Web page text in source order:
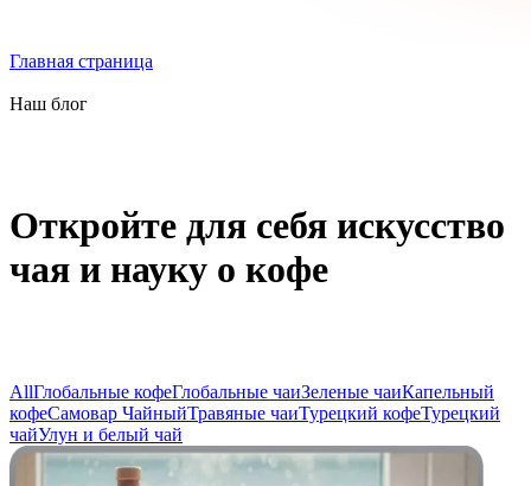
Главная страница
Наш блог
Откройте для себя искусство
чая и науку о кофе
AllГлобальные кофеГлобальные чаиЗеленые чаиКапельный
кофеСамовар ЧайныйТравяные чаиТурецкий кофеТурецкий
чайУлун и белый чай